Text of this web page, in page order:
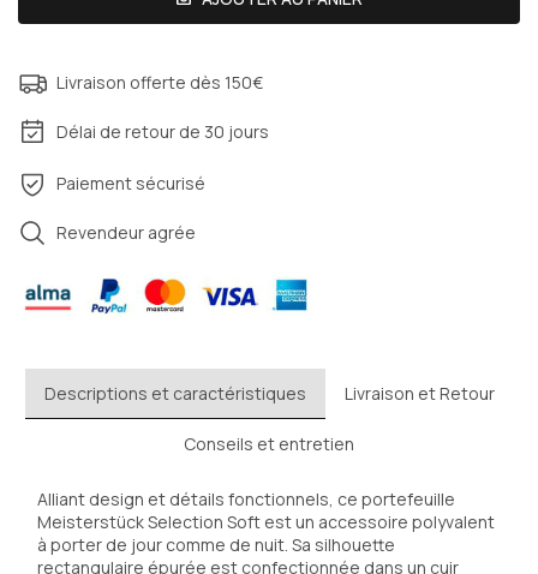
Livraison offerte dès 150€
Délai de retour de 30 jours
Paiement sécurisé
Revendeur agrée
Descriptions et caractéristiques Livraison et Retour
Conseils et entretien
Alliant design et détails fonctionnels, ce portefeuille
Meisterstück Selection Soft est un accessoire polyvalent
à porter de jour comme de nuit. Sa silhouette
rectangulaire épurée est confectionnée dans un cuir